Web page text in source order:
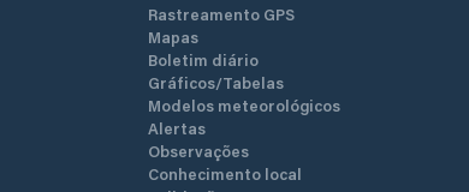
Rastreamento GPS
Mapas
Boletim diário
Gráficos/Tabelas
Modelos meteorológicos
Alertas
Observações
Conhecimento local